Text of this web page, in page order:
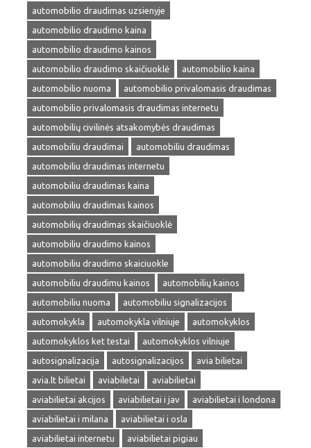
automobilio draudimas uzsienyje
automobilio draudimo kaina
automobilio draudimo kainos
automobilio draudimo skaičiuoklė
automobilio kaina
automobilio nuoma
automobilio privalomasis draudimas
automobilio privalomasis draudimas internetu
automobilių civilinės atsakomybės draudimas
automobiliu draudimai
automobiliu draudimas
automobiliu draudimas internetu
automobiliu draudimas kaina
automobiliu draudimas kainos
automobilių draudimas skaičiuoklė
automobiliu draudimo kainos
automobiliu draudimo skaiciuokle
automobiliu draudimu kainos
automobilių kainos
automobiliu nuoma
automobiliu signalizacijos
automokykla
automokykla vilniuje
automokyklos
automokyklos ket testai
automokyklos vilniuje
autosignalizacija
autosignalizacijos
avia bilietai
avia.lt bilietai
aviabiletai
aviabilietai
aviabilietai akcijos
aviabilietai i jav
aviabilietai i londona
aviabilietai i milana
aviabilietai i osla
aviabilietai internetu
aviabilietai pigiau